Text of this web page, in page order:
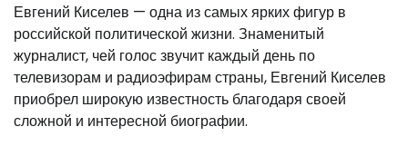
Евгений Киселев — одна из самых ярких фигур в
российской политической жизни. Знаменитый
журналист, чей голос звучит каждый день по
телевизорам и радиоэфирам страны, Евгений Киселев
приобрел широкую известность благодаря своей
сложной и интересной биографии.